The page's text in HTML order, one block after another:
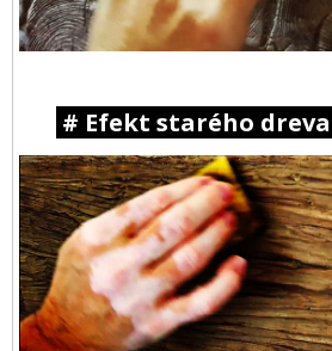
# Efekt starého dreva